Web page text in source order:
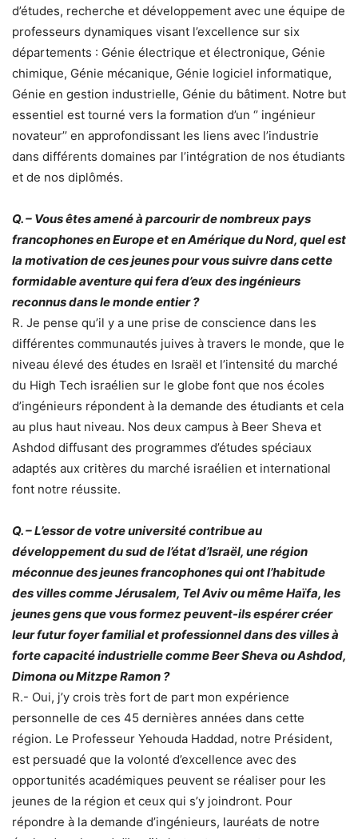
d’études, recherche et développement avec une équipe de
professeurs dynamiques visant l’excellence sur six
départements : Génie électrique et électronique, Génie
chimique, Génie mécanique, Génie logiciel informatique,
Génie en gestion industrielle, Génie du bâtiment. Notre but
essentiel est tourné vers la formation d’un ‘’ ingénieur
novateur’’ en approfondissant les liens avec l’industrie
dans différents domaines par l’intégration de nos étudiants
et de nos diplômés.
Q. – Vous êtes amené à parcourir de nombreux pays
francophones en Europe et en Amérique du Nord, quel est
la motivation de ces jeunes pour vous suivre dans cette
formidable aventure qui fera d’eux des ingénieurs
reconnus dans le monde entier ?
R. Je pense qu’il y a une prise de conscience dans les
différentes communautés juives à travers le monde, que le
niveau élevé des études en Israël et l’intensité du marché
du High Tech israélien sur le globe font que nos écoles
d’ingénieurs répondent à la demande des étudiants et cela
au plus haut niveau. Nos deux campus à Beer Sheva et
Ashdod diffusant des programmes d’études spéciaux
adaptés aux critères du marché israélien et international
font notre réussite.
Q. – L’essor de votre université contribue au
développement du sud de l’état d’Israël, une région
méconnue des jeunes francophones qui ont l’habitude
des villes comme Jérusalem, Tel Aviv ou même Haïfa, les
jeunes gens que vous formez peuvent-ils espérer créer
leur futur foyer familial et professionnel dans des villes à
forte capacité industrielle comme Beer Sheva ou Ashdod,
Dimona ou Mitzpe Ramon ?
R.- Oui, j’y crois très fort de part mon expérience
personnelle de ces 45 dernières années dans cette
région. Le Professeur Yehouda Haddad, notre Président,
est persuadé que la volonté d’excellence avec des
opportunités académiques peuvent se réaliser pour les
jeunes de la région et ceux qui s’y joindront. Pour
répondre à la demande d’ingénieurs, lauréats de notre